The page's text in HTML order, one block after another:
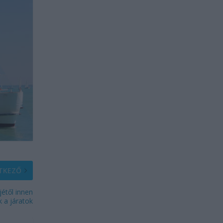
innen
a járatok